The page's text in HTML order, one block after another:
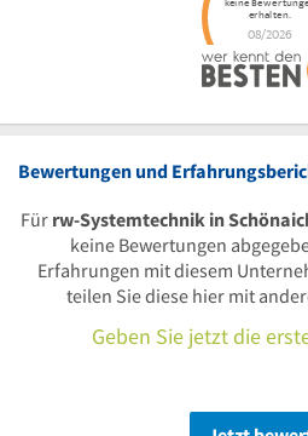
Bewertungen und
Für rw-Systemtechnik in
keine Bewertungen
Erfahrungen mit diesem
teilen Sie diese hier mit
Geben Sie jetzt die